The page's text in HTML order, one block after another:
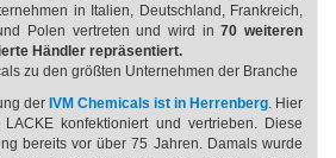
in Italien, Deutschland, Frankreich,
Polen vertreten und wird in70 weiteren
Händler repräsentiert.
zu den größten Unternehmen der Branche
der IVM Chemicals ist in Herrenberg. Hier
konfektioniert und vertrieben. Diese
bereits vor über 75 Jahren. Damals wurde